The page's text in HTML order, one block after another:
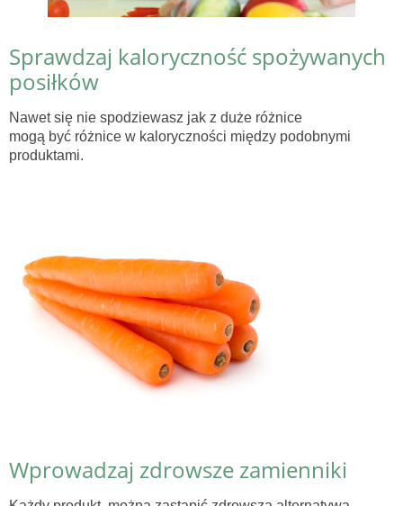
Sprawdzaj kaloryczność spożywanych
posiłków
Nawet się nie spodziewasz jak z duże różnice
mogą być różnice w kaloryczności między podobnymi
produktami.
Wprowadzaj zdrowsze zamienniki